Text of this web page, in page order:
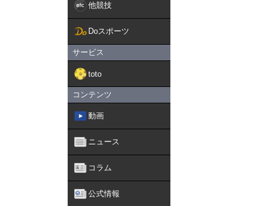
他競技
Doスポーツ
サービス
toto
コンテンツ
動画
ニュース
コラム
公式情報